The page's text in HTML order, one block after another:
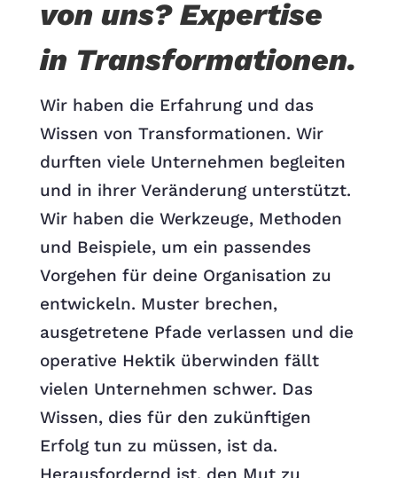
von uns? Expertise
in Transformationen.
Wir haben die Erfahrung und das
Wissen von Transformationen. Wir
durften viele Unternehmen begleiten
und in ihrer Veränderung unterstützt.
Wir haben die Werkzeuge, Methoden
und Beispiele, um ein passendes
Vorgehen für deine Organisation zu
entwickeln. Muster brechen,
ausgetretene Pfade verlassen und die
operative Hektik überwinden fällt
vielen Unternehmen schwer. Das
Wissen, dies für den zukünftigen
Erfolg tun zu müssen, ist da.